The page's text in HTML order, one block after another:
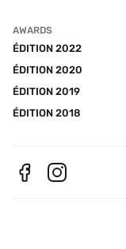
AWARDS
ÉDITION 2022
ÉDITION 2020
ÉDITION 2019
ÉDITION 2018